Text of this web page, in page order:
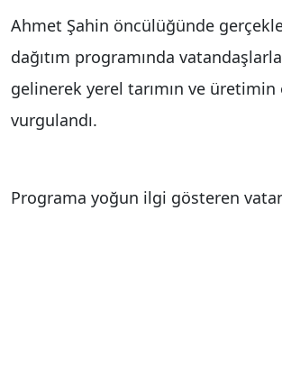
Ahmet Şahin öncülüğünde
dağıtım programında
gelinerek yerel tarımın ve üretimin
vurgulandı.
Programa yoğun ilgi gösteren